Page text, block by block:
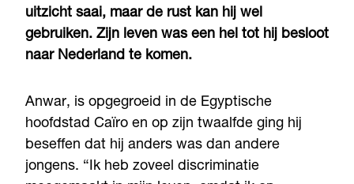
uitzicht saai, maar de rust kan hij wel
gebruiken. Zijn leven was een hel tot hij besloot
naar Nederland te komen.
Anwar, is opgegroeid in de Egyptische
hoofdstad Caïro en op zijn twaalfde ging hij
beseffen dat hij anders was dan andere
jongens. “Ik heb zoveel discriminatie